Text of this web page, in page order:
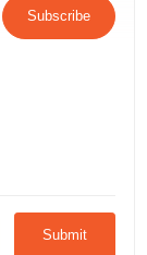
Subscribe
Submit